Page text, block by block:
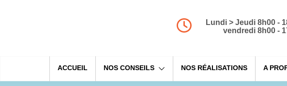
Lundi > Jeudi 8h00 -
vendredi 8h00 -
ACCUEIL NOS CONSEILS NOS RÉALISATIONS A